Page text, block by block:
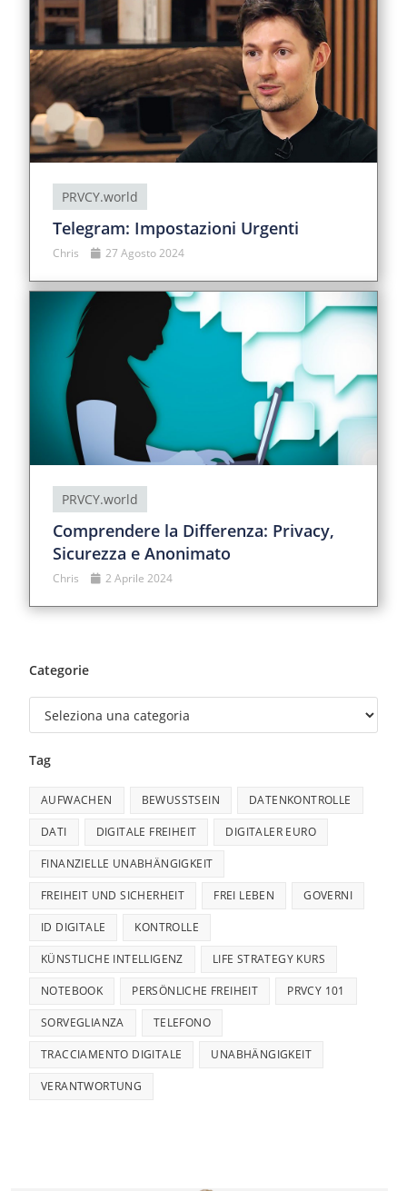
PRVCY.world
Telegram: Impostazioni Urgenti
Chris 27 Agosto 2024
PRVCY.world
Comprendere la Differenza: Privacy,
Sicurezza e Anonimato
Chris 2 Aprile 2024
Categorie
Tag
AUFWACHEN BEWUSSTSEIN DATENKONTROLLE
DATI DIGITALE FREIHEIT DIGITALER EURO
FINANZIELLE UNABHÄNGIGKEIT
FREIHEIT UND SICHERHEIT FREI LEBEN GOVERNI
ID DIGITALE KONTROLLE
KÜNSTLICHE INTELLIGENZ LIFE STRATEGY KURS
NOTEBOOK PERSÖNLICHE FREIHEIT PRVCY 101
SORVEGLIANZA TELEFONO
TRACCIAMENTO DIGITALE UNABHÄNGIGKEIT
VERANTWORTUNG